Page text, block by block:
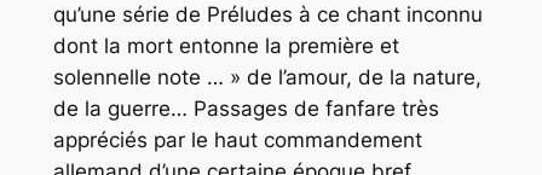
qu’une série de Préludes à ce chant inconnu
dont la mort entonne la première et
solennelle note … » de l’amour, de la nature,
de la guerre… Passages de fanfare très
appréciés par le haut commandement